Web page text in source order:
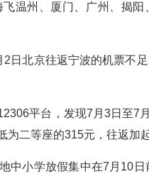
温州、厦门、广州、揭
日北京往返宁波的机票不
平台，发现7月3日至7
二等座的315元，往返加
中小学放假集中在7月10